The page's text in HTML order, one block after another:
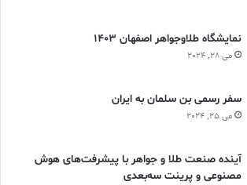
نمایشگاه طلاوجواهر اصفهان 1403
می 28, 2024
سفر رسمی بن سلمان به ایران
می 25, 2024
آینده صنعت طلا و جواهر با پیشرفت‌های هوش
مصنوعی و پرینت سه‌بعدی